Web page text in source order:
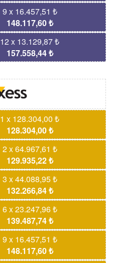
9 x 16.457,51 ₺
148.117,60 ₺
12 x 13.129,87 ₺
157.558,44 ₺
1 x 128.304,00 ₺
128.304,00 ₺
2 x 64.967,61 ₺
129.935,22 ₺
3 x 44.088,95 ₺
132.266,84 ₺
6 x 23.247,96 ₺
139.487,74 ₺
9 x 16.457,51 ₺
148.117,60 ₺